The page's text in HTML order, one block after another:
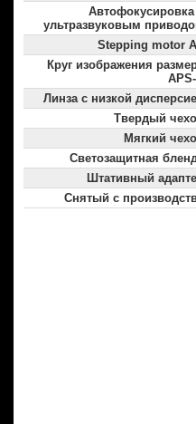
Автофокусировка
ультразвуковым
Stepping motor
Круг изображения
Линза с низкой
Твердый
Мягкий
Светозащитная
Штативный
Снятый с